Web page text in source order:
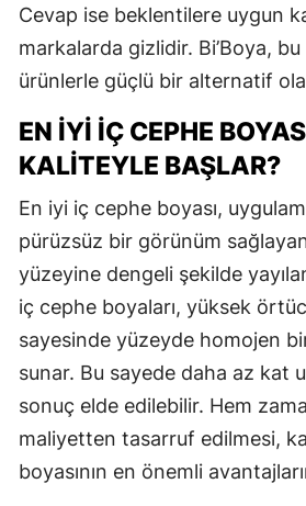
Cevap ise beklentilere uygun
markalarda gizlidir. Bi’Boya,
ürünlerle güçlü bir alternatif
EN İYI İÇ CEPHE
KALITEYLE BAŞLAR?
En iyi iç cephe boyası,
pürüzsüz bir görünüm
yüzeyine dengeli şekilde
iç cephe boyaları, yüksek
sayesinde yüzeyde homojen bir
sunar. Bu sayede daha az kat
sonuç elde edilebilir. Hem
maliyetten tasarruf edilmesi,
boyasının en önemli